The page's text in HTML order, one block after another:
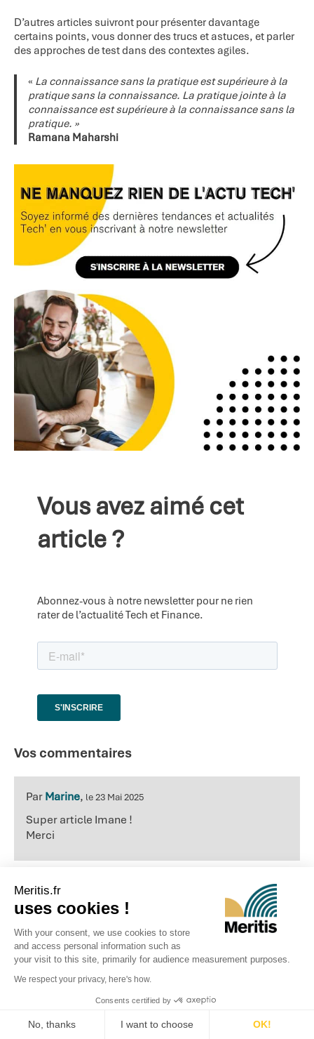
D’autres articles suivront pour présenter davantage
certains points, vous donner des trucs et astuces, et parler
des approches de test dans des contextes agiles.
« La connaissance sans la pratique est supérieure à la
pratique sans la connaissance. La pratique jointe à la
connaissance est supérieure à la connaissance sans la
pratique. »
Ramana Maharshi
Vous avez aimé cet
article ?
Abonnez-vous à notre newsletter pour ne rien
rater de l’actualité Tech et Finance.
Vos commentaires
ParMarine, le 23 Mai 2025
Super article Imane !
Merci
ParImane
Merci Marine 🙂
Publier un commentaire
Meritis.fr
uses cookies !
With your consent, we use cookies to store
and access personal information such as
your visit to this site, primarily for audience measurement purposes.
We respect your privacy, here's how.
Consents certified by
No, thanks I want to choose OK!